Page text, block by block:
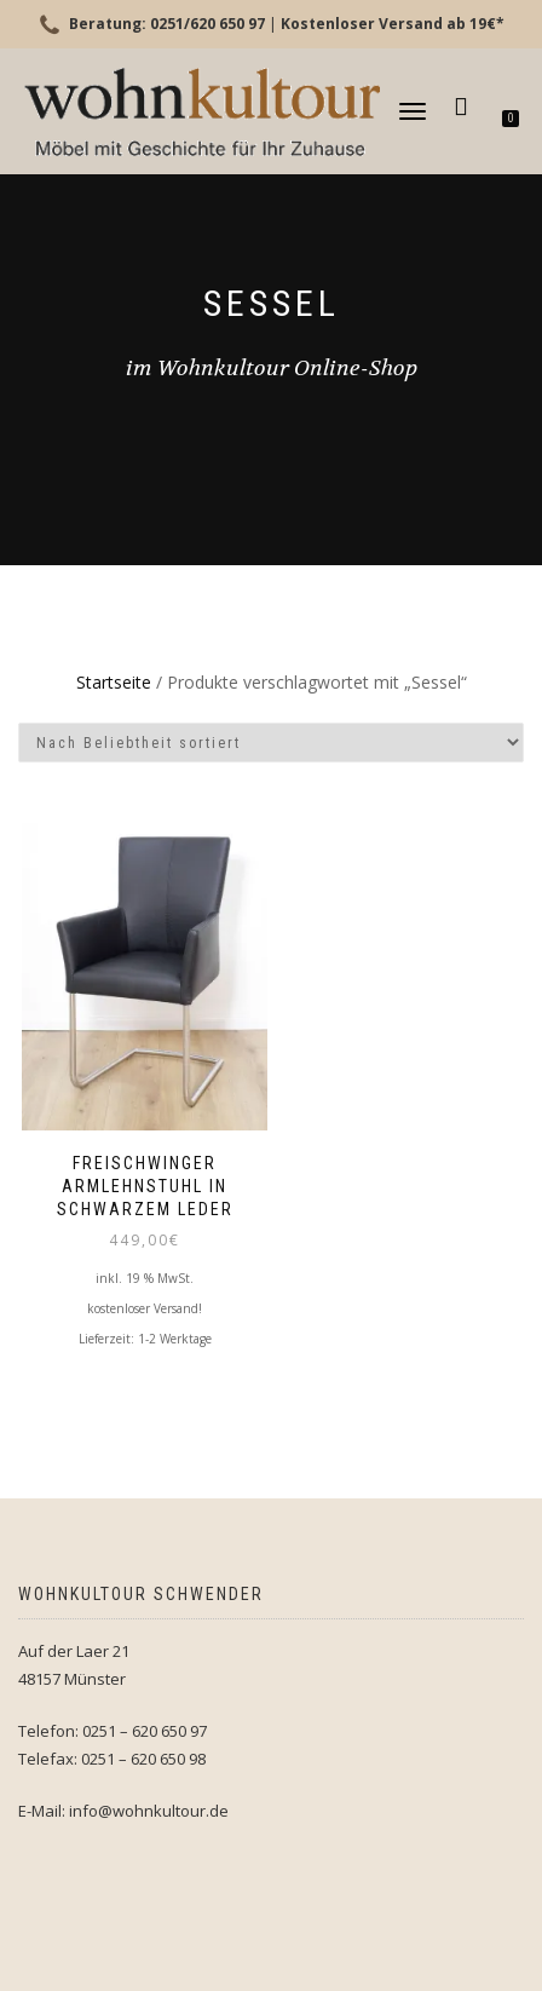
Beratung: 0251/620 650 97 | Kostenloser Versand ab 19€*
TOGGLE
0
SESSEL
im Wohnkultour Online-Shop
Startseite / Produkte verschlagwortet mit „Sessel“
FREISCHWINGER
ARMLEHNSTUHL IN
SCHWARZEM LEDER
449,00€
inkl. 19 % MwSt.
kostenloser Versand!
Lieferzeit: 1-2 Werktage
WOHNKULTOUR SCHWENDER
Auf der Laer 21
48157 Münster
Telefon: 0251 – 620 650 97
Telefax: 0251 – 620 650 98
E-Mail: info@wohnkultour.de